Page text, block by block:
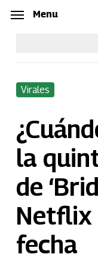
Skip
content
Menu
Virales
la
de
Netflix
fecha
Menu